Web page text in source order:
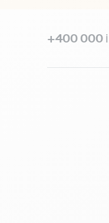
+400 000